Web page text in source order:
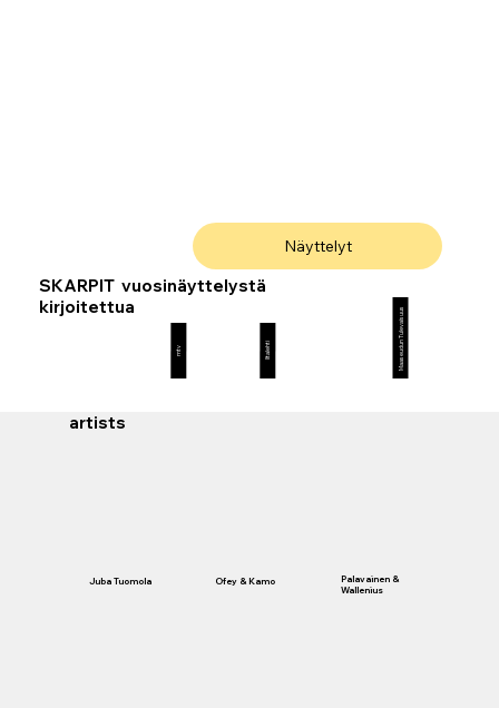
Näyttelyt
SKARPIT vuosinäyttelystä
kirjoitettua
mtv Iltalehti Maaseudun Tulevaisuus
artists
Juba Tuomola Ofey & Kamo
Palavainen &
Wallenius